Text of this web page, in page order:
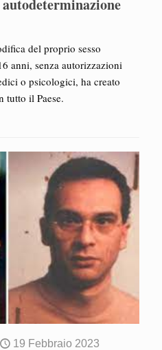
del proprio sesso
anni, senza autorizzazioni
o psicologici, ha creato
tutto il Paese.
19 Febbraio 2023